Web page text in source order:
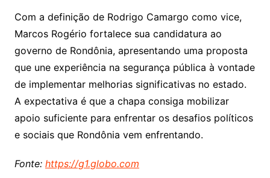
Com a definição de Rodrigo Camargo como vice,
Marcos Rogério fortalece sua candidatura ao
governo de Rondônia, apresentando uma proposta
que une experiência na segurança pública à vontade
de implementar melhorias significativas no estado.
A expectativa é que a chapa consiga mobilizar
apoio suficiente para enfrentar os desafios políticos
e sociais que Rondônia vem enfrentando.
Fonte: https://g1.globo.com